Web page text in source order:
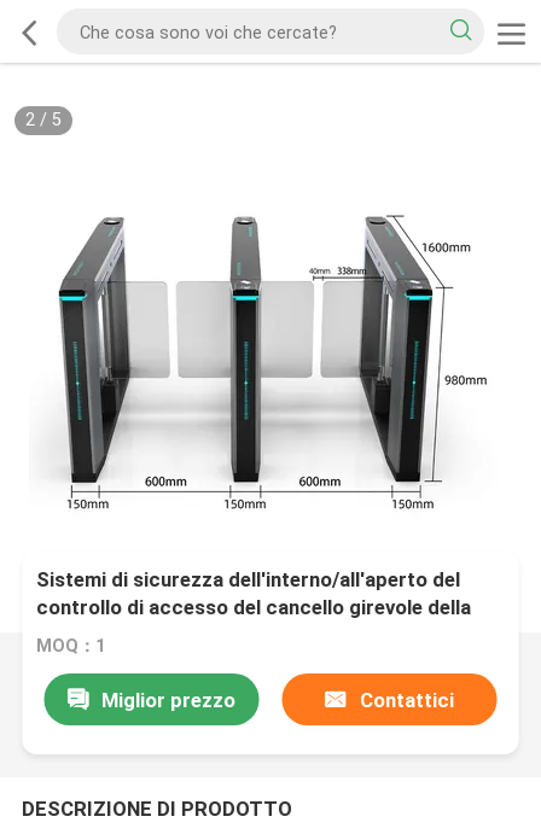
2/ 5
Sistemi di sicurezza dell'interno/all'aperto del
controllo di accesso del cancello girevole della
barriera dell'oscillazione
MOQ：1
Miglior prezzo Contattici
DESCRIZIONE DI PRODOTTO